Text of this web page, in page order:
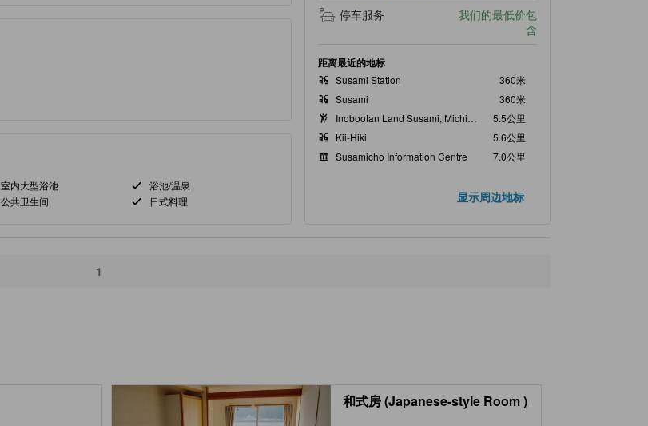
室内大型浴池
浴池/温泉
公共卫生间 日式料理
停车服务
我们的最低价包
含
距离最近的地标
Susami Station
360米
Susami
360米
Inobootan Land Susami, Michino-no-eki
5.5公里
Kii-Hiki
5.6公里
Susamicho Information Centre
7.0公里
显示周边地标
1
和式房 (Japanese-style Room )